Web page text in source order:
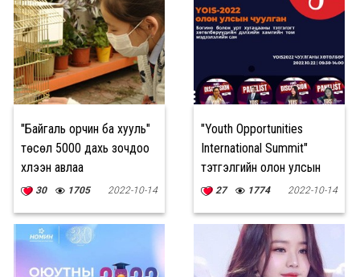
"Байгаль орчин ба хууль"
төсөл 5000 дахь зочдоо
хүлээн авлаа
30 1705 2022-10-14
"Youth Opportunities
International Summit"
тэтгэлгийн олон улсын
арга хэмжээг зохион
27 1774 2022-10-14